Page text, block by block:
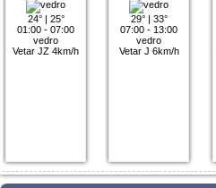
24°| 25°
01:00 - 07:00
vedro
Vetar JZ 4km/h
29°| 33°
07:00 - 13:00
vedro
Vetar J 6km/h